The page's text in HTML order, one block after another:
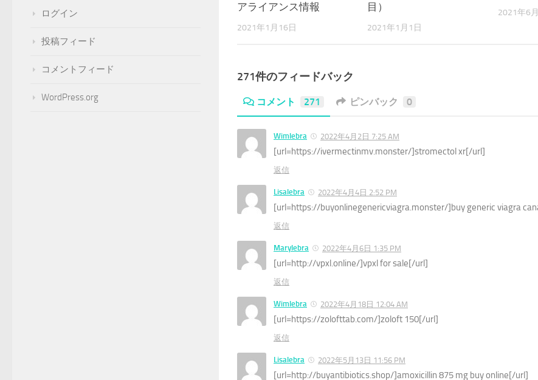
アライアンス情報
2021年1月16日
目）
2021年1月1日
2021年6
271件のフィードバック
コメント 271 ピンバック 0
Wimlebra 2022年4月2日 7:25 AM
[url=https://ivermectinmv.monster/]stromectol xr[/url]
返信
Lisalebra 2022年4月4日 2:52 PM
[url=https://buyonlinegenericviagra.monster/]buy generic viagra
返信
Marylebra 2022年4月6日 1:35 PM
[url=http://vpxl.online/]vpxl for sale[/url]
返信
Wimlebra 2022年4月18日 12:04 AM
[url=https://zolofttab.com/]zoloft 150[/url]
返信
Lisalebra 2022年5月13日 11:56 PM
[url=http://buyantibiotics.shop/]amoxicillin 875 mg buy online[/url]
ログイン
投稿フィード
コメントフィード
WordPress.org